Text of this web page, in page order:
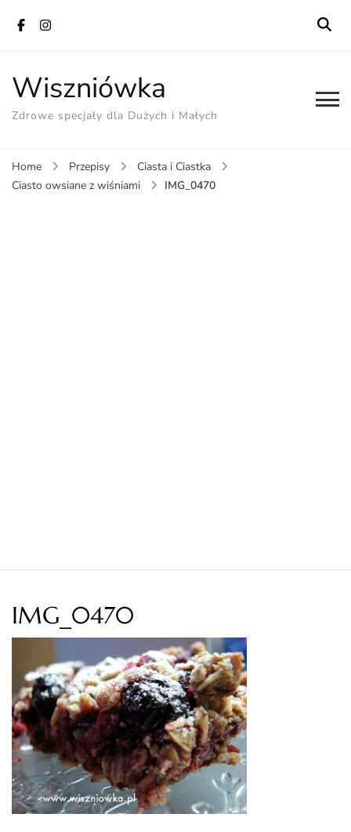
Wiszniówka
Zdrowe specjały dla Dużych i Małych
Home Przepisy
Ciasta i Ciastka
Ciasto owsiane z wiśniami
IMG_0470
IMG_0470